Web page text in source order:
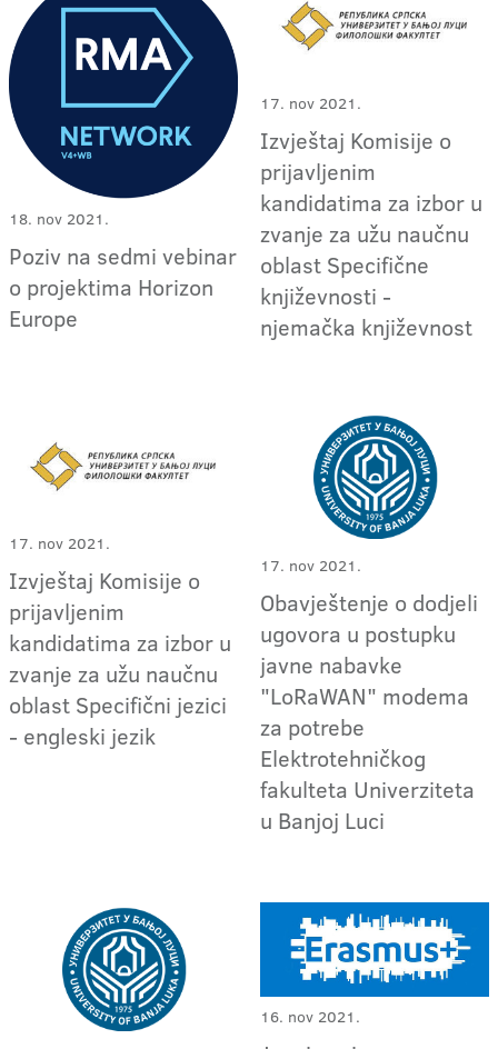
18. nov 2021.
Poziv na sedmi vebinar
o projektima Horizon
Europe
17. nov 2021.
Izvještaj Komisije o
prijavljenim
kandidatima za izbor u
zvanje za užu naučnu
oblast Specifične
književnosti -
njemačka književnost
17. nov 2021.
Izvještaj Komisije o
prijavljenim
kandidatima za izbor u
zvanje za užu naučnu
oblast Specifični jezici
- engleski jezik
17. nov 2021.
Obavještenje o dodjeli
ugovora u postupku
javne nabavke
"LoRaWAN" modema
za potrebe
Elektrotehničkog
fakulteta Univerziteta
u Banjoj Luci
16. nov 2021.